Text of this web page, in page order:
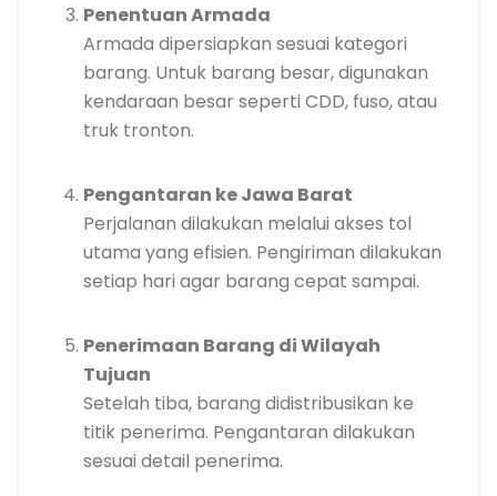
Penentuan Armada
Armada dipersiapkan sesuai kategori
barang. Untuk barang besar, digunakan
kendaraan besar seperti CDD, fuso, atau
truk tronton.
Pengantaran ke Jawa Barat
Perjalanan dilakukan melalui akses tol
utama yang efisien. Pengiriman dilakukan
setiap hari agar barang cepat sampai.
Penerimaan Barang di Wilayah
Tujuan
Setelah tiba, barang didistribusikan ke
titik penerima. Pengantaran dilakukan
sesuai detail penerima.